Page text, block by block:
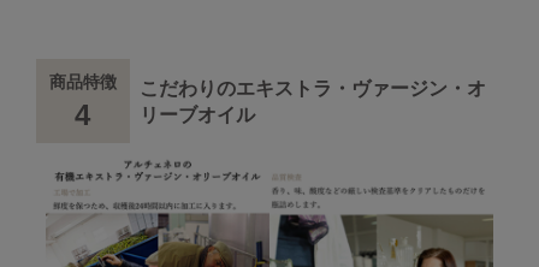
商品特徴
4
こだわりのエキストラ・ヴァージン・オ
リーブオイル